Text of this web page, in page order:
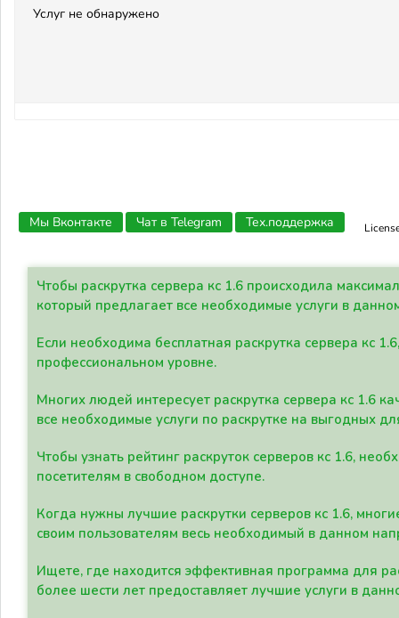
Услуг не обнаружено
Мы Вконтакте Чат в Telegram Тех.поддержка
Чтобы раскрутка сервера кс 1.6 происходила
который предлагает все необходимые услуги в
Если необходима бесплатная раскрутка сервера кс
профессиональном уровне.
Многих людей интересует раскрутка сервера кс 1.6
все необходимые услуги по раскрутке на выгодных
Чтобы узнать рейтинг раскруток серверов кс 1.6,
посетителям в свободном доступе.
Когда нужны лучшие раскрутки серверов кс 1.6,
своим пользователям весь необходимый в данном
Ищете, где находится эффективная программа для
более шести лет предоставляет лучшие услуги в